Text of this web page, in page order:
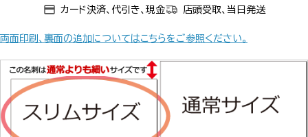
カード決済、代引き、現金 店頭受取、当日発送
両面印刷、裏面の追加についてはこちらをご参照ください。